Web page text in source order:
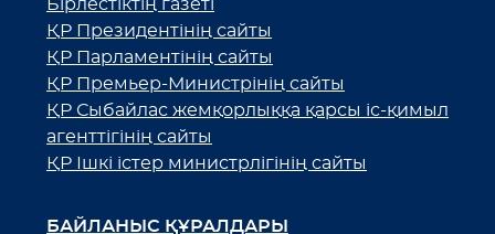
Бірлестіктің газеті
ҚР Президентінің сайты
ҚР Парламентінің сайты
ҚР Премьер-Министрінің сайты
ҚР Сыбайлас жемқорлыққа қарсы іс-қимыл
агенттігінің сайты
ҚР Ішкі істер министрлігінің сайты
БАЙЛАНЫС ҚҰРАЛДАРЫ